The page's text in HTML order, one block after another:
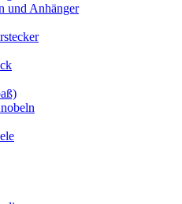
und Anhänger